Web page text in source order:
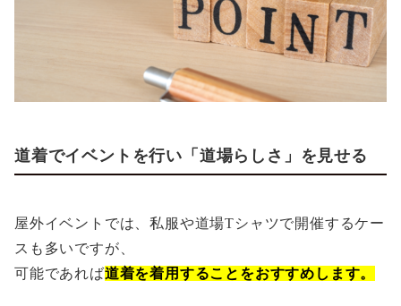
道着でイベントを行い「道場らしさ」を見せる
屋外イベントでは、私服や道場Tシャツで開催するケー
スも多いですが、
可能であれば道着を着用することをおすすめします。